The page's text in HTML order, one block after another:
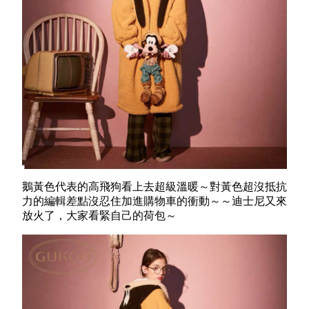
鵝黃色代表的高飛狗看上去超級溫暖～對黃色超沒抵抗
力的編輯差點沒忍住加進購物車的衝動～～迪士尼又來
放火了，大家看緊自己的荷包～